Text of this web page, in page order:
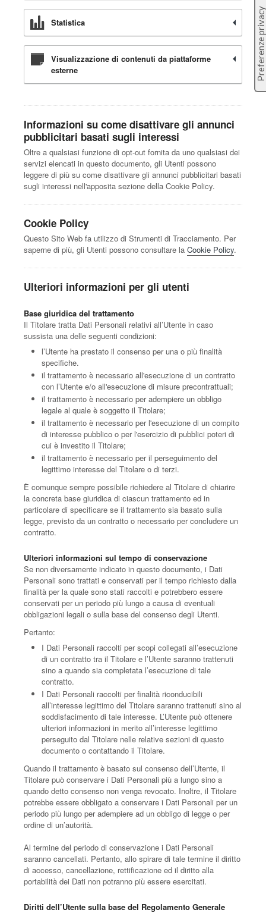
Statistica
Visualizzazione di contenuti da piattaforme
esterne
Informazioni su come disattivare gli annunci
pubblicitari basati sugli interessi
Oltre a qualsiasi funzione di opt-out fornita da uno qualsiasi dei
servizi elencati in questo documento, gli Utenti possono
leggere di più su come disattivare gli annunci pubblicitari basati
sugli interessi nell'apposita sezione della Cookie Policy.
Cookie Policy
Questo Sito Web fa utilizzo di Strumenti di Tracciamento. Per
saperne di più, gli Utenti possono consultare la Cookie Policy.
Ulteriori informazioni per gli utenti
Base giuridica del trattamento
Il Titolare tratta Dati Personali relativi all’Utente in caso
sussista una delle seguenti condizioni:
l’Utente ha prestato il consenso per una o più finalità
specifiche.
il trattamento è necessario all'esecuzione di un contratto
con l’Utente e/o all'esecuzione di misure precontrattuali;
il trattamento è necessario per adempiere un obbligo
legale al quale è soggetto il Titolare;
il trattamento è necessario per l'esecuzione di un compito
di interesse pubblico o per l'esercizio di pubblici poteri di
cui è investito il Titolare;
il trattamento è necessario per il perseguimento del
legittimo interesse del Titolare o di terzi.
È comunque sempre possibile richiedere al Titolare di chiarire
la concreta base giuridica di ciascun trattamento ed in
particolare di specificare se il trattamento sia basato sulla
legge, previsto da un contratto o necessario per concludere un
contratto.
Ulteriori informazioni sul tempo di conservazione
Se non diversamente indicato in questo documento, i Dati
Personali sono trattati e conservati per il tempo richiesto dalla
finalità per la quale sono stati raccolti e potrebbero essere
conservati per un periodo più lungo a causa di eventuali
obbligazioni legali o sulla base del consenso degli Utenti.
Pertanto:
I Dati Personali raccolti per scopi collegati all’esecuzione
di un contratto tra il Titolare e l’Utente saranno trattenuti
sino a quando sia completata l’esecuzione di tale
contratto.
I Dati Personali raccolti per finalità riconducibili
all’interesse legittimo del Titolare saranno trattenuti sino al
soddisfacimento di tale interesse. L’Utente può ottenere
ulteriori informazioni in merito all’interesse legittimo
perseguito dal Titolare nelle relative sezioni di questo
documento o contattando il Titolare.
Quando il trattamento è basato sul consenso dell’Utente, il
Titolare può conservare i Dati Personali più a lungo sino a
quando detto consenso non venga revocato. Inoltre, il Titolare
potrebbe essere obbligato a conservare i Dati Personali per un
periodo più lungo per adempiere ad un obbligo di legge o per
ordine di un’autorità.
Al termine del periodo di conservazione i Dati Personali
saranno cancellati. Pertanto, allo spirare di tale termine il diritto
di accesso, cancellazione, rettificazione ed il diritto alla
portabilità dei Dati non potranno più essere esercitati.
Diritti dell’Utente sulla base del Regolamento Generale